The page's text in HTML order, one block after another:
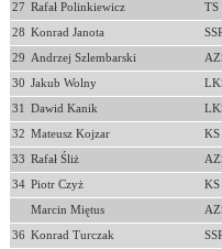
27 Rafał Polinkiewicz TS
28 Konrad Janota
29 Andrzej Szlembarski
30 Jakub Wolny
31 Dawid Kanik
32 Mateusz Kojzar KS
33 Rafał Śliż
34 Piotr Czyż KS
Marcin Miętus
36 Konrad Turczak